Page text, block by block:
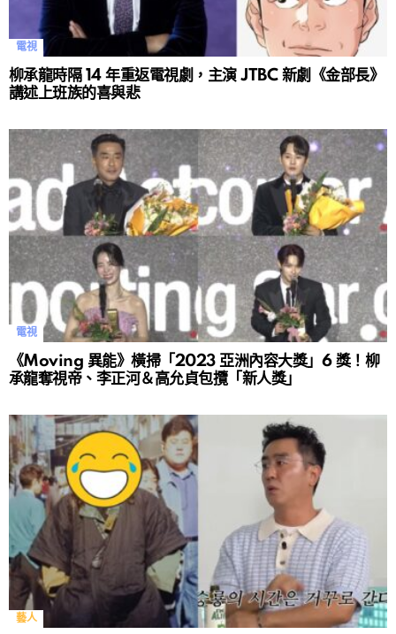
電視
柳承龍時隔 14 年重返電視劇，主演 JTBC 新劇《金部長》
講述上班族的喜與悲
電視
《Moving 異能》橫掃「2023 亞洲內容大獎」6 獎！柳
承龍奪視帝、李正河＆高允貞包攬「新人獎」
藝人